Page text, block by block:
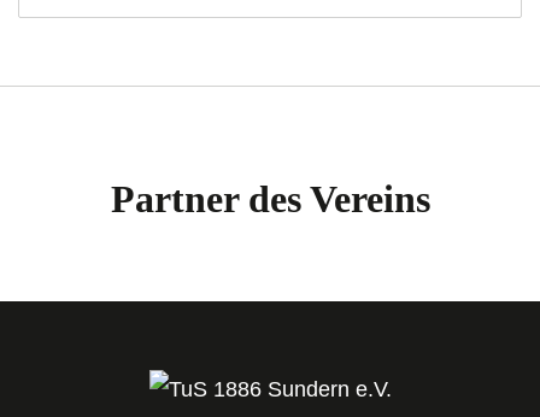
Partner des Vereins